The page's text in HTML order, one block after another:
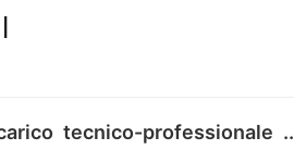
tecnico-professionale ..